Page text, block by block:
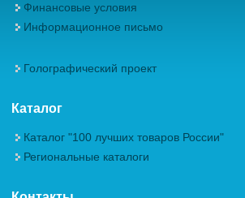
Финансовые условия
Информационное письмо
Голографический проект
Каталог
Каталог "100 лучших товаров России"
Региональные каталоги